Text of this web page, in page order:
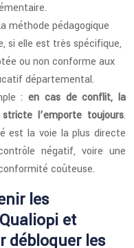
méthode pédagogique
si elle est très spécifique,
ou non conforme aux
départemental.
:en cas de conflit, la
l’emporte toujours.
est la voie la plus directe
négatif, voire une
coûteuse.
les
et
débloquer les